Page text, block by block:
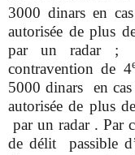
3000 dinars en
autorisée de plus
par un radar ;
contravention de 4
5000 dinars en cas
autorisée de plus
par un radar . Par
de délit passible